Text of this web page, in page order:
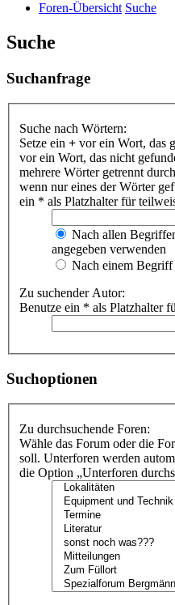
Foren-Übersicht Suche
Suche
Suchanfrage
Suche nach Wörtern:
Setze ein + vor ein Wort, das
vor ein Wort, das nicht
mehrere Wörter getrennt durch
wenn nur eines der Wörter
ein * als Platzhalter für
Nach allen
angegeben verwenden
Nach einem Begriff
Zu suchender Autor:
Benutze ein * als Platzhalter
Suchoptionen
Zu durchsuchende Foren:
Wähle das Forum oder die
soll. Unterforen werden
die Option „Unterforen